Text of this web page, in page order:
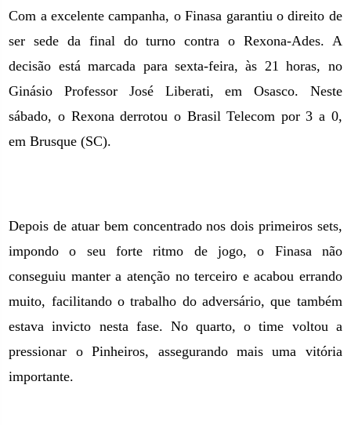
Com a excelente campanha, o Finasa garantiu o direito de
ser sede da final do turno contra o Rexona-Ades. A
decisão está marcada para sexta-feira, às 21 horas, no
Ginásio Professor José Liberati,em Osasco. Neste
sábado, o Rexona derrotou o Brasil Telecom por3 a 0,
em Brusque (SC).
Depois de atuar bem concentrado nos dois primeiros sets,
impondo o seu forte ritmo de jogo, o Finasa não
conseguiu manter a atenção no terceiro e acabou errando
muito, facilitando o trabalho do adversário, que também
estava invicto nesta fase. No quarto, o time voltou a
pressionar o Pinheiros, assegurando mais uma vitória
importante.